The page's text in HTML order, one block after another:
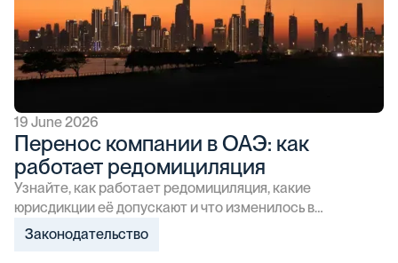
19 June 2026
Перенос компании в ОАЭ: как
работает редомициляция
Узнайте, как работает редомициляция, какие
юрисдикции её допускают и что изменилось в
законодательстве ОАЭ в 2025 году.
Законодательство